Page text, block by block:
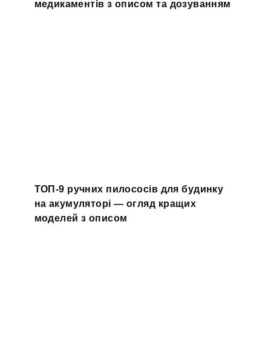
медикаментів з описом та дозуванням
ТОП-9 ручних пилососів для будинку
на акумуляторі — огляд кращих
моделей з описом